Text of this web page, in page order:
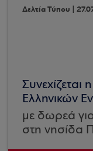
Δελτία Τύπου |
Συνεχίζεται
Ελληνικών
με δωρεά
στη νησίδα